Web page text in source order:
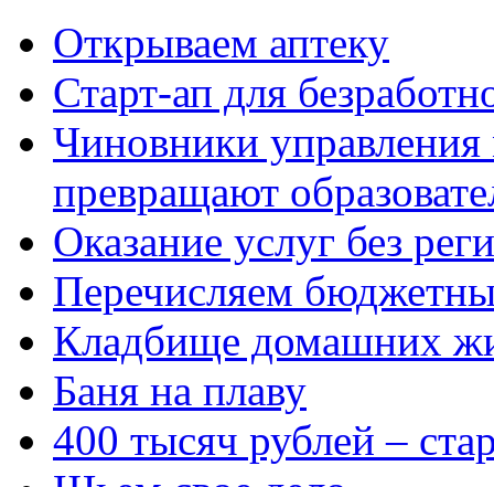
Открываем аптеку
Старт-ап для
Чиновники
превращают
Оказание услуг без
Перечисляем
Кладбище домашних
Баня на плаву
400 тысяч рублей –